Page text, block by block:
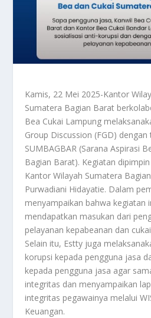
Kamis, 22 Mei 2025-Kantor
Sumatera Bagian Barat
Bea Cukai Lampung
Group Discussion (FGD) dengan
SUMBAGBAR (Sarana Aspirasi
Bagian Barat). Kegiatan
Kantor Wilayah Sumatera
Purwadiani Hidayatie. Dalam
menyampaikan bahwa kegiatan
mendapatkan masukan dari
pelayanan kepabeanan dan
Selain itu, Estty juga
korupsi kepada pengguna jasa
kepada pengguna jasa agar
integritas dan menyampaikan
integritas pegawainya melalui
Keuangan.